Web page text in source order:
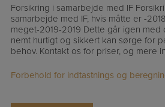
Forsikring i samarbejde med IF
samarbejde med IF, hvis måtte er -
meget-2019-2019 Dette går igen med
nemt hurtigt og sikkert kan sørge for
behov. Kontakt os for priser, og mere
Forbehold for indtastnings og